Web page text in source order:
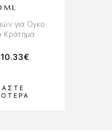
για Όγκο
Κράτημα
10.33€